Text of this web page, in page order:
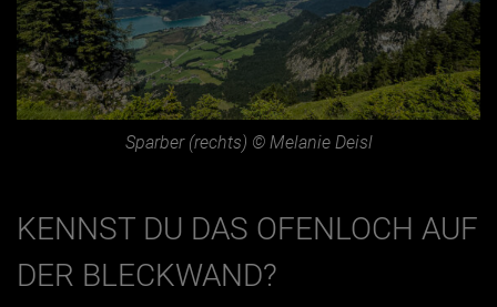
Sparber (rechts) © Melanie Deisl
KENNST DU DAS OFENLOCH AUF
DER BLECKWAND?